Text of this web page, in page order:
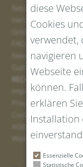
Retourenportal
Versand
Newsletter Anmelden
Gutschein erstellen
RECHTLICHES UND
Impressum
Privacy Policy
Cookies
Widerrufsrecht
diese
Cookies
verwendet,
navigieren
Webseite
können.
erklären
Installation
Essenzielle
Statistische